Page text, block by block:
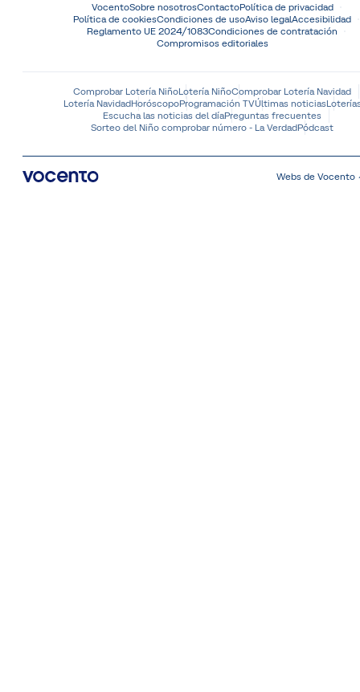
VocentoSobre nosotrosContactoPolítica de privacidad
Política de cookiesCondiciones de usoAviso legalAccesibilidad
Reglamento UE 2024/1083Condiciones de contratación
Compromisos editoriales
Comprobar Lotería NiñoLotería NiñoComprobar Lotería Navidad
Lotería NavidadHoróscopoProgramación TVÚltimas noticias
Escucha las noticias del díaPreguntas frecuentes
Sorteo del Niño comprobar número - La VerdadPódcast
Webs de Vocento